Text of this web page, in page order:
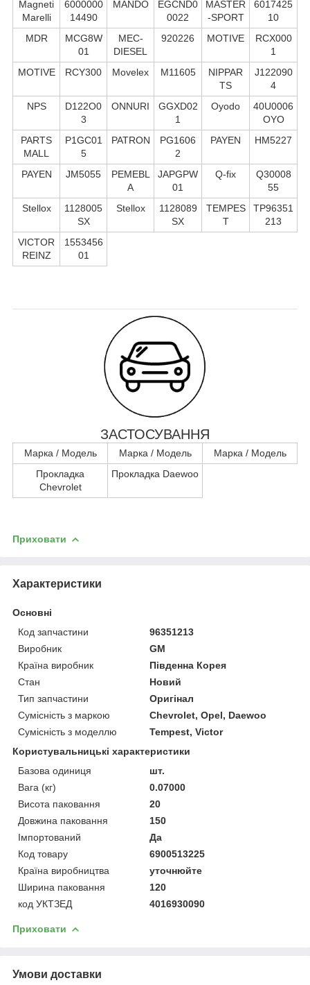
Magneti
Marelli
6000000
14490
MANDO
EGCND0
0022
MASTER
-SPORT
6017425
10
MDR
MCG8W
01
MEC-
DIESEL
920226 MOTIVE
RCX000
1
MOTIVE
RCY300 Movelex M11605
NIPPAR
TS
J122090
4
NPS
D122O0
3
ONNURI
GGXD02
1
Oyodo
40U0006
OYO
PARTS
MALL
P1GC01
5
PATRON
PG1606
2
PAYEN HM5227
PAYEN JM5055
PEMEBL
A
JAPGPW
01
Q-fix
Q30008
55
Stellox
1128005
SX
Stellox
1128089
SX
TEMPES
T
TP96351
213
VICTOR
REINZ
1553456
01
ЗАСТОСУВАННЯ
Марка / Модель Марка / Модель
Марка / Модель
Прокладка
Chevrolet
Прокладка Daewoo
Приховати
Характеристики
Основні
Код запчастини
96351213
Виробник
GM
Країна виробник
Південна Корея
Стан
Новий
Тип запчастини
Оригінал
Сумісність з маркою
Chevrolet, Opel, Daewoo
Сумісність з моделлю
Tempest, Victor
Користувальницькі характеристики
Базова одиниця
шт.
Вага (кг)
0.07000
Висота паковання
20
Довжина паковання
150
Імпортований
Да
Код товару
6900513225
Країна виробництва
уточнюйте
Ширина паковання
120
код УКТЗЕД
4016930090
Приховати
Умови доставки